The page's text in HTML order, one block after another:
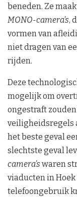
beneden. Ze
MONO-camera’s,
vormen van
niet dragen van
rijden.
Deze
mogelijk om
ongestraft
veiligheidsregels
het beste geval
slechtste geval
camera’s waren
viaducten in
telefoongebruik